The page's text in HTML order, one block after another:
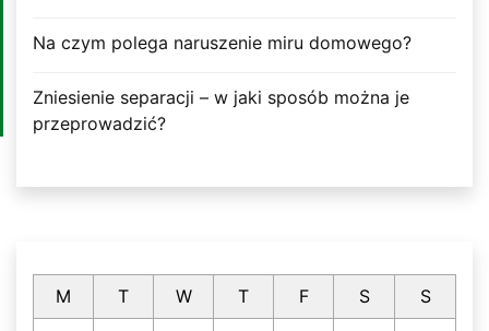
Na czym polega naruszenie miru domowego?
Zniesienie separacji – w jaki sposób można je
przeprowadzić?
M T W T F S
S